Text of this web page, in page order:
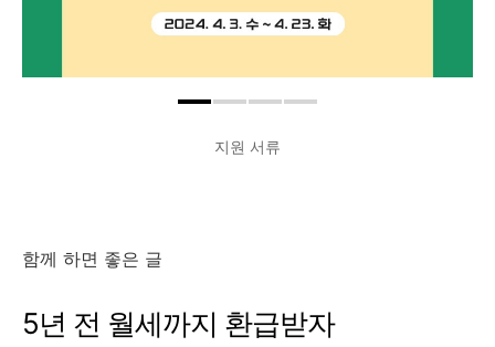
지원 서류
함께 하면 좋은 글
5년 전 월세까지 환급받자